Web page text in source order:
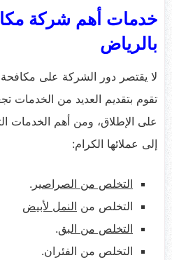
خدمات أهم شركة
بالرياض
لا يقتصر دور الشركة على
تقوم بتقديم العديد من الخدمات
على الإطلاق، ومن أهم الخدمات
إلى عملائها الكرام:
التخلص من الصراصير .
التخلص من النمل لأبيض
التخلص من البق.
التخلص من الفئران.